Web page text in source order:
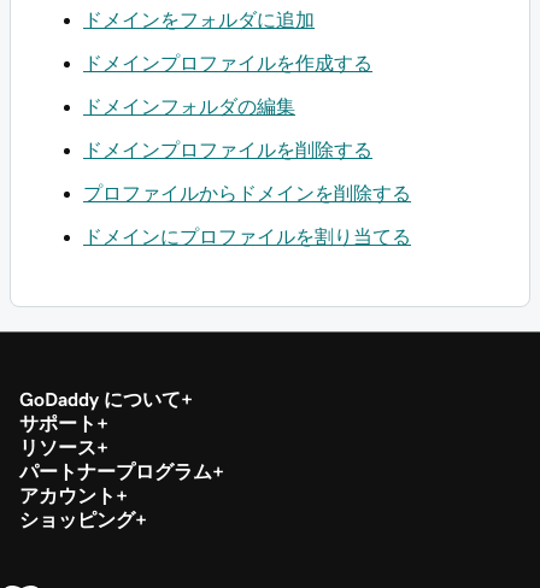
ドメインをフォルダに追加
ドメインプロファイルを作成する
ドメインフォルダの編集
ドメインプロファイルを削除する
プロファイルからドメインを削除する
ドメインにプロファイルを割り当てる
GoDaddy について
サポート
リソース
パートナープログラム
アカウント
ショッピング